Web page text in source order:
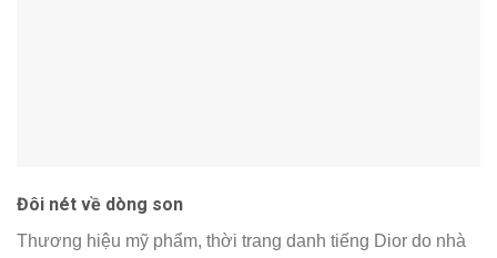
Đôi nét về dòng son
Thương hiệu mỹ phẩm, thời trang danh tiếng Dior do nhà